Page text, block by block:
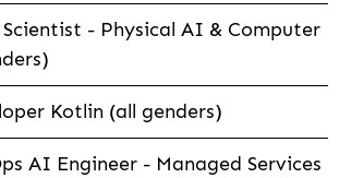
- Physical AI & Computer
Kotlin (all genders)
AI Engineer - Managed Services